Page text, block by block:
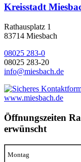
Kreisstadt
Rathausplatz 1
83714 Miesbach
08025 283-0
08025 283-20
info@miesbach.de
www.miesbach.de
Öffnungszeiten
erwünscht
Montag